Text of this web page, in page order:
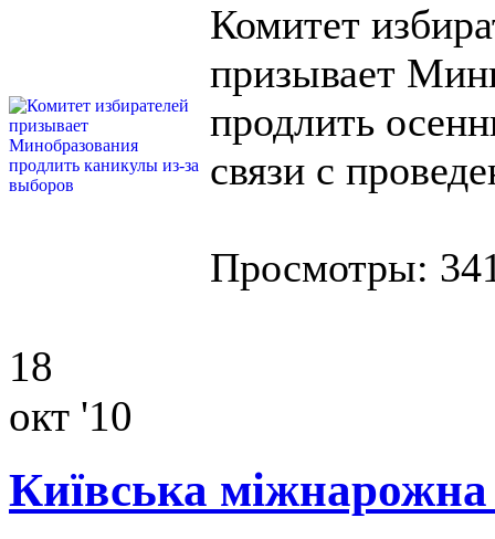
Комитет
призывает
продлить
связи с
Просмотры:
18
окт '10
Київська